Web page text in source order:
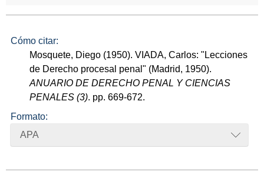
Cómo citar:
Mosquete, Diego (1950). VIADA, Carlos: "Lecciones
de Derecho procesal penal" (Madrid, 1950).
ANUARIO DE DERECHO PENAL Y CIENCIAS
PENALES (3). pp. 669-672.
Formato:
APA